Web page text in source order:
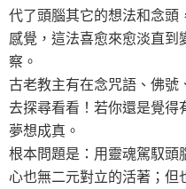
代了頭腦其它的想法和念頭
感覺，這法喜愈來愈淡直
察。
古老教主有在念咒語、佛號
去探尋看看！若你還是覺
夢想成真。
根本問題是：用靈魂駕馭頭
心也無二元對立的活著；